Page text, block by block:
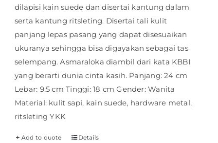
dilapisi kain suede dan disertai kantung dalam
serta kantung ritsleting. Disertai tali kulit
panjang lepas pasang yang dapat disesuaikan
ukuranya sehingga bisa digayakan sebagai tas
selempang. Asmaraloka diambil dari kata KBBI
yang berarti dunia cinta kasih. Panjang: 24 cm
Lebar: 9,5 cm Tinggi: 18 cm Gender: Wanita
Material: kulit sapi, kain suede, hardware metal,
ritsleting YKK
Add to quote Details